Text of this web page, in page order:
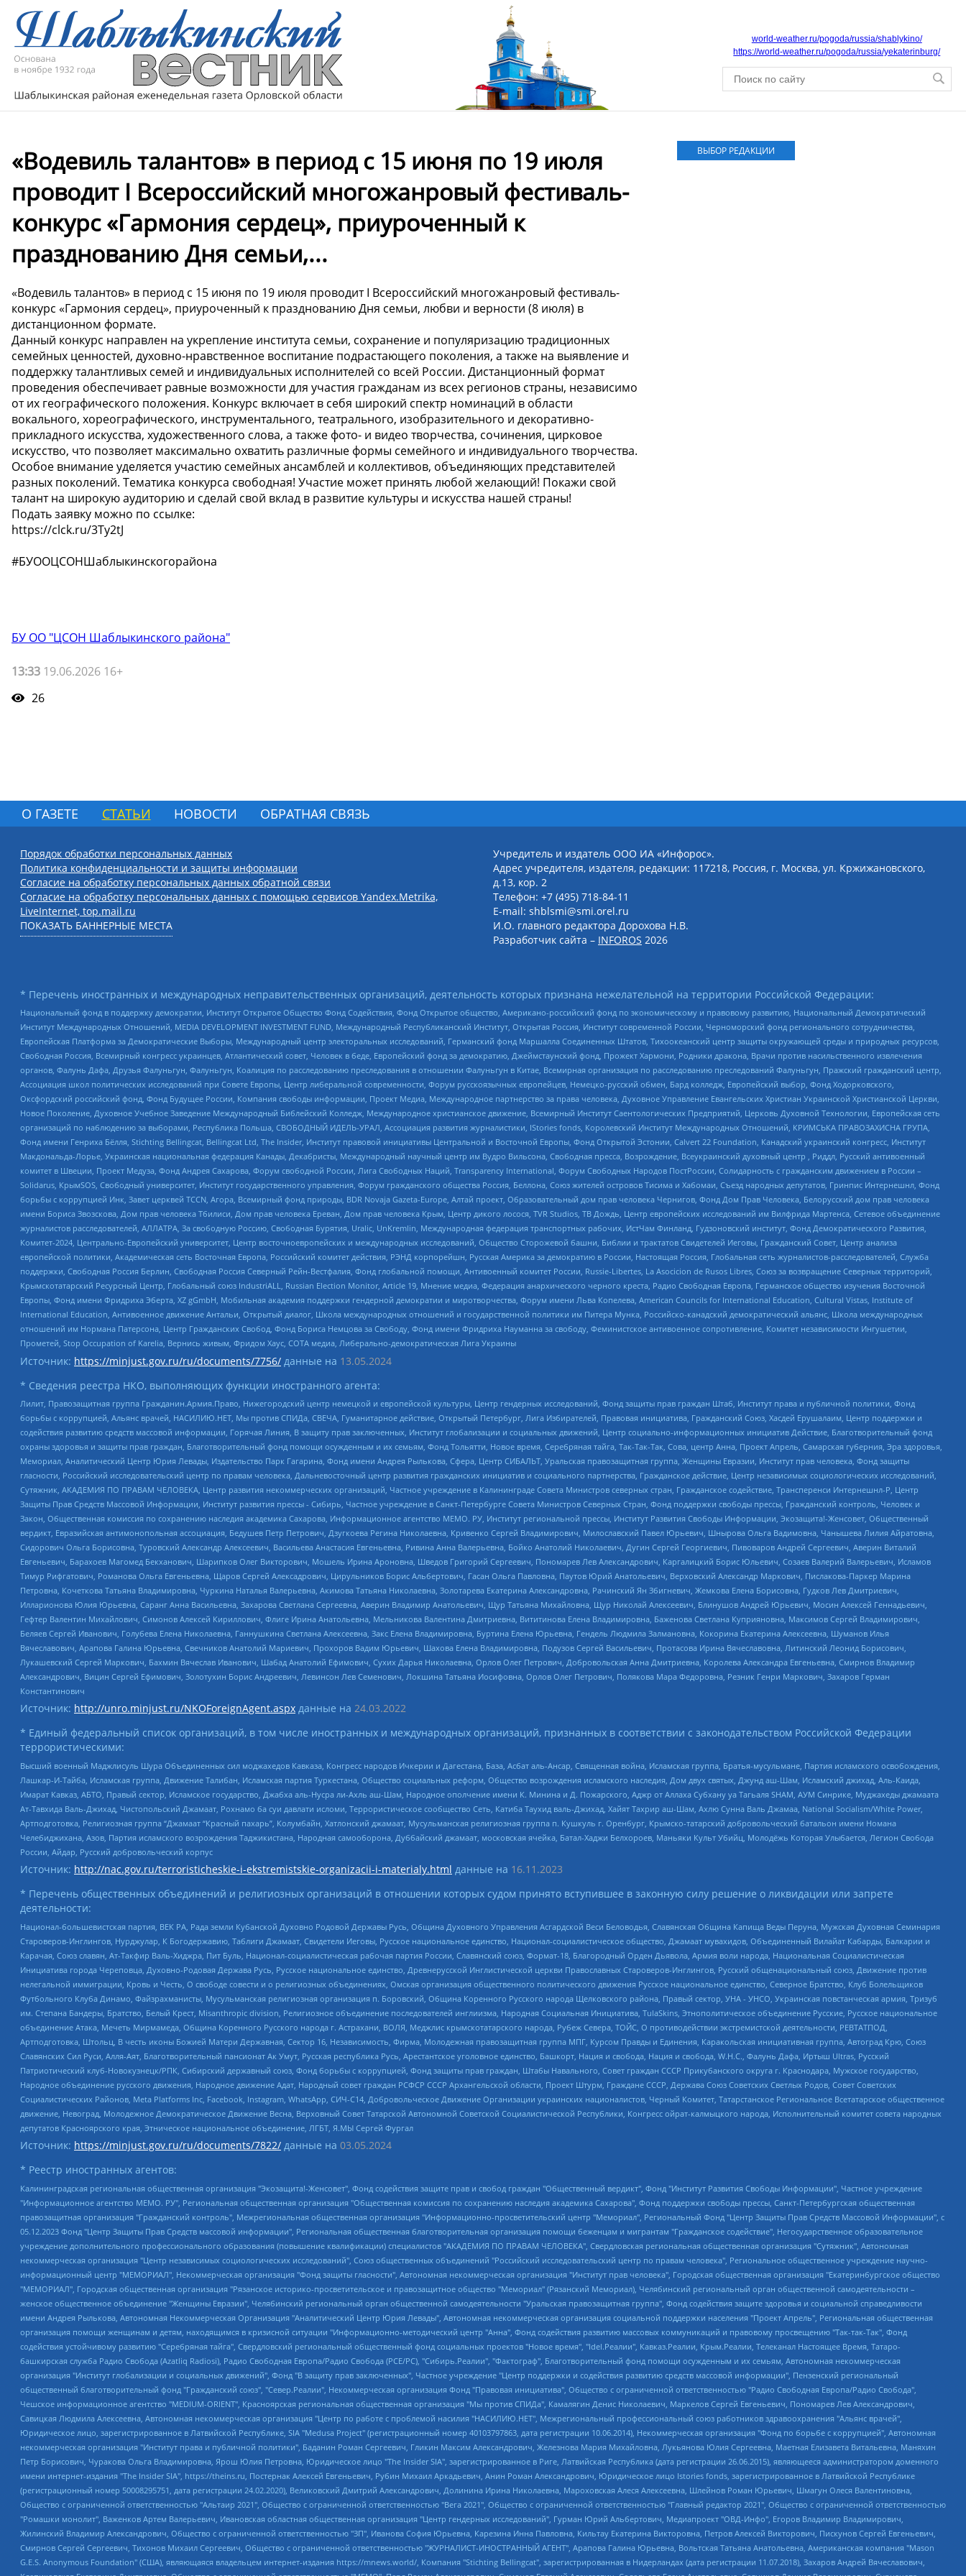
world-weather.ru/pogoda/russia/shablykino/
https://world-weather.ru/pogoda/russia/yekaterinburg/
«Водевиль талантов» в период с 15 июня по 19 июля
проводит I Всероссийский многожанровый фестиваль-
конкурс «Гармония сердец», приуроченный к
празднованию Дня семьи,...
«Водевиль талантов» в период с 15 июня по 19 июля проводит I Всероссийский многожанровый фестиваль-
конкурс «Гармония сердец», приуроченный к празднованию Дня семьи, любви и верности (8 июля) в
дистанционном формате.
Данный конкурс направлен на укрепление института семьи, сохранение и популяризацию традиционных
семейных ценностей, духовно-нравственное воспитание подрастающего поколения, а также на выявление и
поддержку талантливых семей и индивидуальных исполнителей со всей России. Дистанционный формат
проведения обеспечивает равные возможности для участия гражданам из всех регионов страны, независимо
от их географического положения. Конкурс включает в себя широкий спектр номинаций в области
вокального, хореографического, инструментального, театрального, изобразительного и декоративно-
прикладного искусства, художественного слова, а также фото- и видео творчества, сочинения, цирковое
искусство, что позволяет максимально охватить различные формы семейного и индивидуального творчества.
Особое внимание уделяется участию семейных ансамблей и коллективов, объединяющих представителей
разных поколений. Тематика конкурса свободная! Участие может принять любой желающий! Покажи свой
талант на широкую аудиторию и сделай свой вклад в развитие культуры и искусства нашей страны!
Подать заявку можно по ссылке:
https://clck.ru/3Ty2tJ
#БУООЦСОНШаблыкинскогорайона
БУ ОО "ЦСОН Шаблыкинского района"
13:33 19.06.2026 16+
26
ВЫБОР РЕДАКЦИИ
О ГАЗЕТЕ СТАТЬИ НОВОСТИ ОБРАТНАЯ СВЯЗЬ
Порядок обработки персональных данных
Политика конфиденциальности и защиты информации
Согласие на обработку персональных данных обратной связи
Согласие на обработку персональных данных с помощью сервисов Yandex.Metrika,
LiveInternet, top.mail.ru
ПОКАЗАТЬ БАННЕРНЫЕ МЕСТА
Учредитель и издатель ООО ИА «Инфорос».
Адрес учредителя, издателя, редакции: 117218, Россия, г. Москва, ул. Кржижановского,
д.13, кор. 2
Телефон: +7 (495) 718-84-11
E-mail: shblsmi@smi.orel.ru
И.О. главного редактора Дорохова Н.В.
Разработчик сайта – INFOROS 2026
* Перечень иностранных и международных неправительственных организаций, деятельность которых признана нежелательной на территории Российской Федерации:
Национальный фонд в поддержку демократии, Институт Открытое Общество Фонд Содействия, Фонд Открытое общество, Американо-российский фонд по экономическому и правовому развитию, Национальный Демократический
Институт Международных Отношений, MEDIA DEVELOPMENT INVESTMENT FUND, Международный Республиканский Институт, Открытая Россия, Институт современной России, Черноморский фонд регионального сотрудничества,
Европейская Платформа за Демократические Выборы, Международный центр электоральных исследований, Германский фонд Маршалла Соединенных Штатов, Тихоокеанский центр защиты окружающей среды и природных ресурсов,
Свободная Россия, Всемирный конгресс украинцев, Атлантический совет, Человек в беде, Европейский фонд за демократию, Джеймстаунский фонд, Прожект Хармони, Родники дракона, Врачи против насильственного извлечения
органов, Фалунь Дафа, Друзья Фалуньгун, Фалуньгун, Коалиция по расследованию преследования в отношении Фалуньгун в Китае, Всемирная организация по расследованию преследований Фалуньгун, Пражский гражданский центр,
Ассоциация школ политических исследований при Совете Европы, Центр либеральной современности, Форум русскоязычных европейцев, Немецко-русский обмен, Бард колледж, Европейский выбор, Фонд Ходорковского,
Оксфордский российский фонд, Фонд Будущее России, Компания свободы информации, Проект Медиа, Международное партнерство за права человека, Духовное Управление Евангельских Христиан Украинской Христианской Церкви,
Новое Поколение, Духовное Учебное Заведение Международный Библейский Колледж, Международное христианское движение, Всемирный Институт Саентологических Предприятий, Церковь Духовной Технологии, Европейская сеть
организаций по наблюдению за выборами, Республика Польша, СВОБОДНЫЙ ИДЕЛЬ-УРАЛ, Ассоциация развития журналистики, IStories fonds, Королевский Институт Международных Отношений, КРИМСЬКА ПРАВОЗАХИСНА ГРУПА,
Фонд имени Генриха Бёлля, Stichting Bellingcat, Bellingcat Ltd, The Insider, Институт правовой инициативы Центральной и Восточной Европы, Фонд Открытой Эстонии, Calvert 22 Foundation, Канадский украинский конгресс, Институт
Макдональда-Лорье, Украинская национальная федерация Канады, Декабристы, Международный научный центр им Вудро Вильсона, Свободная пресса, Возрождение, Всеукраинский духовный центр , Риддл, Русский антивоенный
комитет в Швеции, Проект Медуза, Фонд Андрея Сахарова, Форум свободной России, Лига Свободных Наций, Transparеncy International, Форум Свободных Народов ПостРоссии, Солидарность с гражданским движением в России –
Solidarus, КрымSOS, Свободный университет, Институт государственного управления, Форум гражданского общества Россия, Беллона, Союз жителей островов Тисима и Хабомаи, Съезд народных депутатов, Гринпис Интернешнл, Фонд
борьбы с коррупцией Инк, Завет церквей TCCN, Агора, Всемирный фонд природы, BDR Novaja Gazeta-Europe, Алтай проект, Образовательный дом прав человека Чернигов, Фонд Дом Прав Человека, Белорусский дом прав человека
имени Бориса Звозскова, Дом прав человека Тбилиси, Дом прав человека Ереван, Дом прав человека Крым, Центр дикого лосося, TVR Studios, ТВ Дождь, Центр европейских исследований им Вилфрида Мартенса, Сетевое объединение
журналистов расследователей, АЛЛАТРА, За свободную Россию, Свободная Бурятия, Uralic, UnKremlin, Международная федерация транспортных рабочих, ИстЧам Финланд, Гудзоновский институт, Фонд Демократического Развития,
Комитет-2024, Центрально-Европейский университет, Центр восточноевропейских и международных исследований, Общество Сторожевой башни, Библии и трактатов Свидетелей Иеговы, Гражданский Совет, Центр анализа
европейской политики, Академическая сеть Восточная Европа, Российский комитет действия, РЭНД корпорейшн, Русская Америка за демократию в России, Настоящая Россия, Глобальная сеть журналистов-расследователей, Служба
поддержки, Свободная Россия Берлин, Свободная Россия Северный Рейн-Вестфалия, Фонд глобальной помощи, Антивоенный комитет России, Russie-Libertes, La Asocicion de Rusos Libres, Союз за возвращение Северных территорий,
Крымскотатарский Ресурсный Центр, Глобальный союз IndustriALL, Russian Election Monitor, Article 19, Мнение медиа, Федерация анархического черного креста, Радио Свободная Европа, Германское общество изучения Восточной
Европы, Фонд имени Фридриха Эберта, XZ gGmbH, Мобильная академия поддержки гендерной демократии и миротворчества, Форум имени Льва Копелева, American Councils for International Education, Cultural Vistas, Institute of
International Education, Антивоенное движение Антальи, Открытый диалог, Школа международных отношений и государственной политики им Питера Мунка, Российско-канадский демократический альянс, Школа международных
отношений им Нормана Патерсона, Центр Гражданских Свобод, Фонд Бориса Немцова за Свободу, Фонд имени Фридриха Науманна за свободу, Феминистское антивоенное сопротивление, Комитет независимости Ингушетии,
Прометей, Stop Occupation of Karelia, Вернись живым, Фридом Хаус, СОТА медиа, Либерально-демократическая Лига Украины
Источник: https://minjust.gov.ru/ru/documents/7756/ данные на 13.05.2024
* Сведения реестра НКО, выполняющих функции иностранного агента:
Лилит, Правозащитная группа Гражданин.Армия.Право, Нижегородский центр немецкой и европейской культуры, Центр гендерных исследований, Фонд защиты прав граждан Штаб, Институт права и публичной политики, Фонд
борьбы с коррупцией, Альянс врачей, НАСИЛИЮ.НЕТ, Мы против СПИДа, СВЕЧА, Гуманитарное действие, Открытый Петербург, Лига Избирателей, Правовая инициатива, Гражданский Союз, Хасдей Ерушалаим, Центр поддержки и
содействия развитию средств массовой информации, Горячая Линия, В защиту прав заключенных, Институт глобализации и социальных движений, Центр социально-информационных инициатив Действие, Благотворительный фонд
охраны здоровья и защиты прав граждан, Благотворительный фонд помощи осужденным и их семьям, Фонд Тольятти, Новое время, Серебряная тайга, Так-Так-Так, Сова, центр Анна, Проект Апрель, Самарская губерния, Эра здоровья,
Мемориал, Аналитический Центр Юрия Левады, Издательство Парк Гагарина, Фонд имени Андрея Рылькова, Сфера, Центр СИБАЛЬТ, Уральская правозащитная группа, Женщины Евразии, Институт прав человека, Фонд защиты
гласности, Российский исследовательский центр по правам человека, Дальневосточный центр развития гражданских инициатив и социального партнерства, Гражданское действие, Центр независимых социологических исследований,
Сутяжник, АКАДЕМИЯ ПО ПРАВАМ ЧЕЛОВЕКА, Центр развития некоммерческих организаций, Частное учреждение в Калининграде Совета Министров северных стран, Гражданское содействие, Трансперенси Интернешнл-Р, Центр
Защиты Прав Средств Массовой Информации, Институт развития прессы - Сибирь, Частное учреждение в Санкт-Петербурге Совета Министров Северных Стран, Фонд поддержки свободы прессы, Гражданский контроль, Человек и
Закон, Общественная комиссия по сохранению наследия академика Сахарова, Информационное агентство МЕМО. РУ, Институт региональной прессы, Институт Развития Свободы Информации, Экозащита!-Женсовет, Общественный
вердикт, Евразийская антимонопольная ассоциация, Бедушев Петр Петрович, Дзугкоева Регина Николаевна, Кривенко Сергей Владимирович, Милославский Павел Юрьевич, Шнырова Ольга Вадимовна, Чанышева Лилия Айратовна,
Сидорович Ольга Борисовна, Туровский Александр Алексеевич, Васильева Анастасия Евгеньевна, Ривина Анна Валерьевна, Бойко Анатолий Николаевич, Дугин Сергей Георгиевич, Пивоваров Андрей Сергеевич, Аверин Виталий
Евгеньевич, Барахоев Магомед Бекханович, Шарипков Олег Викторович, Мошель Ирина Ароновна, Шведов Григорий Сергеевич, Пономарев Лев Александрович, Каргалицкий Борис Юльевич, Созаев Валерий Валерьевич, Исламов
Тимур Рифгатович, Романова Ольга Евгеньевна, Щаров Сергей Алексадрович, Цирульников Борис Альбертович, Гасан Ольга Павловна, Паутов Юрий Анатольевич, Верховский Александр Маркович, Пислакова-Паркер Марина
Петровна, Кочеткова Татьяна Владимировна, Чуркина Наталья Валерьевна, Акимова Татьяна Николаевна, Золотарева Екатерина Александровна, Рачинский Ян Збигневич, Жемкова Елена Борисовна, Гудков Лев Дмитриевич,
Илларионова Юлия Юрьевна, Саранг Анна Васильевна, Захарова Светлана Сергеевна, Аверин Владимир Анатольевич, Щур Татьяна Михайловна, Щур Николай Алексеевич, Блинушов Андрей Юрьевич, Мосин Алексей Геннадьевич,
Гефтер Валентин Михайлович, Симонов Алексей Кириллович, Флиге Ирина Анатольевна, Мельникова Валентина Дмитриевна, Вититинова Елена Владимировна, Баженова Светлана Куприяновна, Максимов Сергей Владимирович,
Беляев Сергей Иванович, Голубева Елена Николаевна, Ганнушкина Светлана Алексеевна, Закс Елена Владимировна, Буртина Елена Юрьевна, Гендель Людмила Залмановна, Кокорина Екатерина Алексеевна, Шуманов Илья
Вячеславович, Арапова Галина Юрьевна, Свечников Анатолий Мариевич, Прохоров Вадим Юрьевич, Шахова Елена Владимировна, Подузов Сергей Васильевич, Протасова Ирина Вячеславовна, Литинский Леонид Борисович,
Лукашевский Сергей Маркович, Бахмин Вячеслав Иванович, Шабад Анатолий Ефимович, Сухих Дарья Николаевна, Орлов Олег Петрович, Добровольская Анна Дмитриевна, Королева Александра Евгеньевна, Смирнов Владимир
Александрович, Вицин Сергей Ефимович, Золотухин Борис Андреевич, Левинсон Лев Семенович, Локшина Татьяна Иосифовна, Орлов Олег Петрович, Полякова Мара Федоровна, Резник Генри Маркович, Захаров Герман
Константинович
Источник: http://unro.minjust.ru/NKOForeignAgent.aspx данные на 24.03.2022
* Единый федеральный список организаций, в том числе иностранных и международных организаций, признанных в соответствии с законодательством Российской Федерации
террористическими:
Высший военный Маджлисуль Шура Объединенных сил моджахедов Кавказа, Конгресс народов Ичкерии и Дагестана, База, Асбат аль-Ансар, Священная война, Исламская группа, Братья-мусульмане, Партия исламского освобождения,
Лашкар-И-Тайба, Исламская группа, Движение Талибан, Исламская партия Туркестана, Общество социальных реформ, Общество возрождения исламского наследия, Дом двух святых, Джунд аш-Шам, Исламский джихад, Аль-Каида,
Имарат Кавказ, АБТО, Правый сектор, Исламское государство, Джабха аль-Нусра ли-Ахль аш-Шам, Народное ополчение имени К. Минина и Д. Пожарского, Аджр от Аллаха Субхану уа Тагьаля SHAM, АУМ Синрике, Муджахеды джамаата
Ат-Тавхида Валь-Джихад, Чистопольский Джамаат, Рохнамо ба суи давлати исломи, Террористическое сообщество Сеть, Катиба Таухид валь-Джихад, Хайят Тахрир аш-Шам, Ахлю Сунна Валь Джамаа, National Socialism/White Power,
Артподготовка, Религиозная группа “Джамаат “Красный пахарь”, Колумбайн, Хатлонский джамаат, Мусульманская религиозная группа п. Кушкуль г. Оренбург, Крымско-татарский добровольческий батальон имени Номана
Челебиджихана, Азов, Партия исламского возрождения Таджикистана, Народная самооборона, Дуббайский джамаат, московская ячейка, Батал-Хаджи Белхороев, Маньяки Культ Убийц, Молодёжь Которая Улыбается, Легион Свобода
России, Айдар, Русский добровольческий корпус
Источник: http://nac.gov.ru/terroristicheskie-i-ekstremistskie-organizacii-i-materialy.html данные на 16.11.2023
* Перечень общественных объединений и религиозных организаций в отношении которых судом принято вступившее в законную силу решение о ликвидации или запрете
деятельности:
Национал-большевистская партия, ВЕК РА, Рада земли Кубанской Духовно Родовой Державы Русь, Община Духовного Управления Асгардской Веси Беловодья, Славянская Община Капища Веды Перуна, Мужская Духовная Семинария
Староверов-Инглингов, Нурджулар, К Богодержавию, Таблиги Джамаат, Свидетели Иеговы, Русское национальное единство, Национал-социалистическое общество, Джамаат мувахидов, Объединенный Вилайат Кабарды, Балкарии и
Карачая, Союз славян, Ат-Такфир Валь-Хиджра, Пит Буль, Национал-социалистическая рабочая партия России, Славянский союз, Формат-18, Благородный Орден Дьявола, Армия воли народа, Национальная Социалистическая
Инициатива города Череповца, Духовно-Родовая Держава Русь, Русское национальное единство, Древнерусской Инглистической церкви Православных Староверов-Инглингов, Русский общенациональный союз, Движение против
нелегальной иммиграции, Кровь и Честь, О свободе совести и о религиозных объединениях, Омская организация общественного политического движения Русское национальное единство, Северное Братство, Клуб Болельщиков
Футбольного Клуба Динамо, Файзрахманисты, Мусульманская религиозная организация п. Боровский, Община Коренного Русского народа Щелковского района, Правый сектор, УНА - УНСО, Украинская повстанческая армия, Тризуб
им. Степана Бандеры, Братство, Белый Крест, Misanthropic division, Религиозное объединение последователей инглиизма, Народная Социальная Инициатива, TulaSkins, Этнополитическое объединение Русские, Русское национальное
объединение Атака, Мечеть Мирмамеда, Община Коренного Русского народа г. Астрахани, ВОЛЯ, Меджлис крымскотатарского народа, Рубеж Севера, ТОЙС, О противодействии экстремистской деятельности, РЕВТАТПОД,
Артподготовка, Штольц, В честь иконы Божией Матери Державная, Сектор 16, Независимость, Фирма, Молодежная правозащитная группа МПГ, Курсом Правды и Единения, Каракольская инициативная группа, Автоград Крю, Союз
Славянских Сил Руси, Алля-Аят, Благотворительный пансионат Ак Умут, Русская республика Русь, Арестантское уголовное единство, Башкорт, Нация и свобода, Нация и свобода, W.H.С., Фалунь Дафа, Иртыш Ultras, Русский
Патриотический клуб-Новокузнецк/РПК, Сибирский державный союз, Фонд борьбы с коррупцией, Фонд защиты прав граждан, Штабы Навального, Совет граждан СССР Прикубанского округа г. Краснодара, Мужское государство,
Народное объединение русского движения, Народное движение Адат, Народный совет граждан РСФСР СССР Архангельской области, Проект Штурм, Граждане СССР, Держава Союз Советских Светлых Родов, Совет Советских
Социалистических Районов, Meta Platforms Inc, Facebook, Instagram, WhatsApp, СИЧ-С14, Добровольческое Движение Организации украинских националистов, Черный Комитет, Татарстанское Региональное Всетатарское общественное
движение, Невоград, Молодежное Демократическое Движение Весна, Верховный Совет Татарской Автономной Советской Социалистической Республики, Конгресс ойрат-калмыцкого народа, Исполнительный комитет совета народных
депутатов Красноярского края, Этническое национальное объединение, ЛГБТ, Я.МЫ Сергей Фургал
Источник: https://minjust.gov.ru/ru/documents/7822/ данные на 03.05.2024
* Реестр иностранных агентов:
Калининградская региональная общественная организация "Экозащита!-Женсовет", Фонд содействия защите прав и свобод граждан "Общественный вердикт", Фонд "Институт Развития Свободы Информации", Частное учреждение "Информационное агентство МЕМО. РУ", Региональная общественная организация "Общественная комиссия по сохранению наследия академика Сахарова", Фонд поддержки свободы прессы, Санкт-Петербургская общественная правозащитная организация "Гражданский контроль", Межрегиональная общественная организация "Информационно-просветительский центр "Мемориал", Региональный Фонд "Центр Защиты Прав Средств Массовой Информации", с 05.12.2023 Фонд "Центр Защиты Прав Средств массовой информации", Региональная общественная благотворительная организация помощи беженцам и мигрантам "Гражданское содействие", Негосударственное образовательное учреждение дополнительного профессионального образования (повышение квалификации) специалистов "АКАДЕМИЯ ПО ПРАВАМ ЧЕЛОВЕКА", Свердловская региональная общественная организация "Сутяжник", Автономная некоммерческая организация "Центр независимых социологических исследований", Союз общественных объединений "Российский исследовательский центр по правам человека", Региональное общественное учреждение научно-информационный центр "МЕМОРИАЛ", Некоммерческая организация "Фонд защиты гласности", Автономная некоммерческая организация "Институт прав человека", Городская общественная организация "Екатеринбургское общество "МЕМОРИАЛ", Городская общественная организация "Рязанское историко-просветительское и правозащитное общество "Мемориал" (Рязанский Мемориал), Челябинский региональный орган общественной самодеятельности – женское общественное объединение "Женщины Евразии", Челябинский региональный орган общественной самодеятельности "Уральская правозащитная группа", Фонд содействия защите здоровья и социальной справедливости имени Андрея Рылькова, Автономная Некоммерческая Организация "Аналитический Центр Юрия Левады", Автономная некоммерческая организация социальной поддержки населения "Проект Апрель", Региональная общественная организация помощи женщинам и детям, находящимся в кризисной ситуации "Информационно-методический центр "Анна", Фонд содействия развитию массовых коммуникаций и правовому просвещению "Так-так-Так", Фонд содействия устойчивому развитию "Серебряная тайга", Свердловский региональный общественный фонд социальных проектов "Новое время", "Idel.Реалии", Кавказ.Реалии, Крым.Реалии, Телеканал Настоящее Время, Татаро-башкирская служба Радио Свобода (Azatliq Radiosi), Радио Свободная Европа/Радио Свобода (PCE/PC), "Сибирь.Реалии", "Фактограф", Благотворительный фонд помощи осужденным и их семьям, Автономная некоммерческая организация "Институт глобализации и социальных движений", Фонд "В защиту прав заключенных", Частное учреждение "Центр поддержки и содействия развитию средств массовой информации", Пензенский региональный общественный благотворительный фонд "Гражданский союз", "Север.Реалии", Некоммерческая организация Фонд "Правовая инициатива", Общество с ограниченной ответственностью "Радио Свободная Европа/Радио Свобода", Чешское информационное агентство "MEDIUM-ORIENT", Красноярская региональная общественная организация "Мы против СПИДа", Камалягин Денис Николаевич, Маркелов Сергей Евгеньевич, Пономарев Лев Александрович, Савицкая Людмила Алексеевна, Автономная некоммерческая организация "Центр по работе с проблемой насилия "НАСИЛИЮ.НЕТ", Межрегиональный профессиональный союз работников здравоохранения "Альянс врачей", Юридическое лицо, зарегистрированное в Латвийской Республике, SIA "Medusa Project" (регистрационный номер 40103797863, дата регистрации 10.06.2014), Некоммерческая организация "Фонд по борьбе с коррупцией", Автономная некоммерческая организация "Институт права и публичной политики", Баданин Роман Сергеевич, Гликин Максим Александрович, Железнова Мария Михайловна, Лукьянова Юлия Сергеевна, Маетная Елизавета Витальевна, Маняхин Петр Борисович, Чуракова Ольга Владимировна, Ярош Юлия Петровна, Юридическое лицо "The Insider SIA", зарегистрированное в Риге, Латвийская Республика (дата регистрации 26.06.2015), являющееся администратором доменного имени интернет-издания "The Insider SIA", https://theins.ru, Постернак Алексей Евгеньевич, Рубин Михаил Аркадьевич, Анин Роман Александрович, Юридическое лицо Istories fonds, зарегистрированное в Латвийской Республике (регистрационный номер 50008295751, дата регистрации 24.02.2020), Великовский Дмитрий Александрович, Долинина Ирина Николаевна, Мароховская Алеся Алексеевна, Шлейнов Роман Юрьевич, Шмагун Олеся Валентиновна, Общество с ограниченной ответственностью "Альтаир 2021", Общество с ограниченной ответственностью "Вега 2021", Общество с ограниченной ответственностью "Главный редактор 2021", Общество с ограниченной ответственностью "Ромашки монолит", Важенков Артем Валерьевич, Ивановская областная общественная организация "Центр гендерных исследований", Гурман Юрий Альбертович, Медиапроект "ОВД-Инфо", Егоров Владимир Владимирович, Жилинский Владимир Александрович, Общество с ограниченной ответственностью "ЗП", Иванова София Юрьевна, Карезина Инна Павловна, Кильтау Екатерина Викторовна, Петров Алексей Викторович, Пискунов Сергей Евгеньевич, Смирнов Сергей Сергеевич, Тихонов Михаил Сергеевич, Общество с ограниченной ответственностью "ЖУРНАЛИСТ-ИНОСТРАННЫЙ АГЕНТ", Арапова Галина Юрьевна, Вольтская Татьяна Анатольевна, Американская компания "Mason G.E.S. Anonymous Foundation" (США), являющаяся владельцем интернет-издания https://mnews.world/, Компания "Stichting Bellingcat", зарегистрированная в Нидерландах (дата регистрации 11.07.2018), Захаров Андрей Вячеславович, Клепиковская Екатерина Дмитриевна, Общество с ограниченной ответственностью "МЕМО", Перл Роман Александрович, Симонов Евгений Алексеевич, Соловьева Елена Анатольевна, Сотников Даниил Владимирович, Сурначева Елизавета Дмитриевна, Автономная некоммерческая организация по защите прав человека и информированию населения "Якутия – Наше Мнение", Общество с ограниченной ответственностью "Москоу диджитал медиа", с 26.01.2023 Общество с ограниченной ответственностью "Чайка Белые сады", Ветошкина Валерия Валерьевна, Заговора Максим Александрович, Межрегиональное общественное движение "Российская ЛГБТ - сеть", Оленичев Максим Владимирович, Павлов Иван Юрьевич, Скворцова Елена Сергеевна, Общество с ограниченной ответственностью "Как бы инагент", Кочетков Игорь Викторович, Общество с ограниченной ответственностью "Честные выборы", Еланчик Олег Александрович, Общество с ограниченной ответственностью "Нобелевский призыв", Гималова Регина Эмилевна, Григорьев Андрей Валерьевич, Григорьева Алина Александровна, Ассоциация по содействию защите прав призывников, альтернативнослужащих и военнослужащих "Правозащитная группа "Гражданин.Армия.Право", Хисамова Регина Фаритовна, Автономная некоммерческая организация по реализации социально-правовых программ "Лилит", Дальневосточное общественное движение "Маяк", Санкт-Петербургская ЛГБТ-инициативная группа "Выход", Инициативная группа ЛГБТ+ "Реверс", Алексеев Андрей Викторович, Бекбулатова Таисия Львовна, Беляев Иван Михайлович, Владыкина Елена Сергеевна, Гельман Марат Александрович, Никульшина Вероника Юрьевна, Толоконникова Надежда Андреевна, Шендерович Виктор Анатольевич, Общество с ограниченной ответственностью "Данное сообщение", Общество с ограниченной ответственностью Издательский дом "Новая глава", Айнбиндер Александра Александровна, Московский комьюнити-центр для ЛГБТ+инициатив, Благотворительный фонд развития филантропии, Deutsche Welle (Германия, Kurt-Schumacher-Strasse 3, 53113 Bonn), Борзунова Мария Михайловна, Воробьев Виктор Викторович, Голубева Анна Львовна, Константинова Алла Михайловна, Малкова Ирина Владимировна, Мурадов Мурад Абдулгалимович, Осетинская Елизавета Николаевна, Понасенков Евгений Николаевич, Ганапольский Матвей Юрьевич, Киселев Евгений Алексеевич, Борухович Ирина Григорьевна, Дремин Иван Тимофеевич, Дубровский Дмитрий Викторович, Красноярская региональная общественная организация поддержки и развития альтернативных образовательных технологий и межкультурных коммуникаций "ИНТЕРРА", Маяковская Екатерина Алексеевна, Фейгин Марк Захарович, Филимонов Андрей Викторович, Дзугкоева Регина Николаевна, Доброхотов Роман Александрович, Дудь Юрий Александрович, Елкин Сергей Владимирович, Кругликов Кирилл Игоревич, Сабунаева Мария Леонидовна, Семенов Алексей Владимирович, Шаинян Карен Багратович, Шульман Екатерина Михайловна, Асафьев Артур Валерьевич, Вахштайн Виктор Семенович, Венедиктов Алексей Алексеевич, Лушникова Екатерина Евгеньевна, Волков Леонид Михайлович, Невзоров Александр Глебович, Пархоменко Сергей Борисович, Сироткин Ярослав Николаевич, Кара-Мурза Владимир Владимирович, Баранова Наталья Владимировна, Гозман Леонид Яковлевич, Кагарлицкий Борис Юльевич, Климарев Михаил Валерьевич, Милов Владимир Станиславович, Автономная некоммерческая организация Краснодарский центр современного искусства "Типография", Моргенштерн Алишер Тагирович, Соболь Любовь Эдуардовна, Общество с ограниченной ответственностью "ЛИЗА НОРМ", Каспаров Гарри Кимович, Ходорковский Михаил Борисович, Общество с ограниченной ответственностью "Апрельские тезисы", Данилович Ирина Брониславовна, Кашин Олег Владимирович, Петров Николай Владимирович, Пивоваров Алексей Владимирович, Соколов Михаил Владимирович, Цветкова Юлия Владимировна, Чичваркин Евгений Александрович, Комитет против пыток/Команда против пыток, Общество с ограниченной ответственностью "Первый научный", Общество с ограниченной ответственностью "Вертолет и ко", Белоцерковская Вероника Борисовна, Кац Максим Евгеньевич, Лазарева Татьяна Юрьевна, Шаведдинов Руслан Табризович, Яшин Илья Валерьевич, Общество с ограниченной ответственностью "Иноагент ААВ", Алешковский Дмитрий Петрович, Альбац Евгения Марковна, Быков Дмитрий Львович, Галямина Юлия Евгеньевна, Лойко Сергей Леонидович, Мартынов Кирилл Константинович, Медведев Сергей Александрович, Крашенинников Федор Геннадиевич, Гордеева Катерина Вл